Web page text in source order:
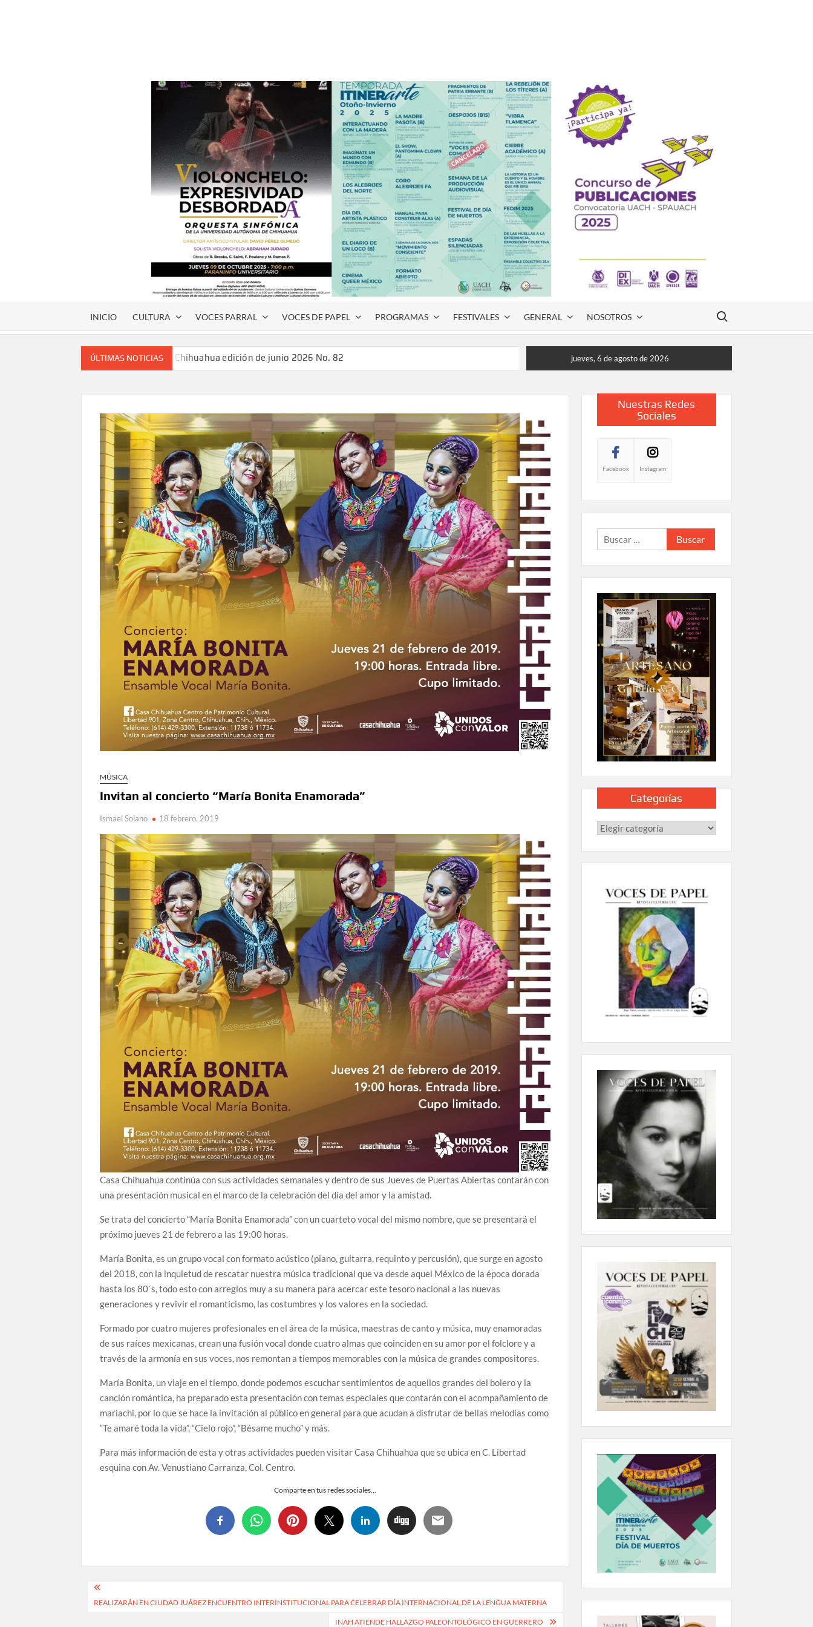
INICIO CULTURA VOCES PARRAL VOCES DE PAPEL PROGRAMAS FESTIVALES GENERAL NOSOTROS
Buscar:
ÚLTIMAS NOTICIAS
Voces de papel Chihuahua edición de junio 2026 No. 82
Voces de papel Parral edición Carlos Montemayor #35
A 18 años de su partida, Teatro Bárbaro rinde homenaje a Víctor Hugo Rascón Banda con Voces en el
umbral
Invitan a participar en “Convocatoria UACH-SPAUACH 2026” para publicar textos académicos con sello
Lanza Municipio convocatoria “Chihuahua Deja Huella” para convertir el arte local en identidad
Invitan a descubrir la escena cinematográfica del norte con la muestra “División del Norte: Episodio 2”
en Ciudad Juárez y la capital
Conmemorará Casa Chihuahua el aniversario luctuoso de Miguel Hidalgo
Continúa abierta la convocatoria para el Premio Indígena Literario “Erasmo Palma”
Inaugura Municipio exposición “Horizontes Opuestos” en el Aeropuerto Internacional de Chihuahua
Arranca Ofech su Temporada de Conciertos de Verano con presentaciones gratuitas en Palacio de
Invita Secretaría de Cultura al Festival Omáwari 2026 a celebrarse en Delicias
Amplía Biblioteca Central “Carlos Montemayor” actividades gratuitas para este mes de julio
jueves, 6 de agosto de 2026
MÚSICA
Invitan al concierto “María Bonita Enamorada”
Ismael Solano 18 febrero, 2019
Casa Chihuahua continúa con sus actividades semanales y dentro de sus Jueves de Puertas Abiertas contarán con
una presentación musical en el marco de la celebración del día del amor y la amistad.
Se trata del concierto “María Bonita Enamorada” con un cuarteto vocal del mismo nombre, que se presentará el
próximo jueves 21 de febrero a las 19:00 horas.
María Bonita, es un grupo vocal con formato acústico (piano, guitarra, requinto y percusión), que surge en agosto
del 2018, con la inquietud de rescatar nuestra música tradicional que va desde aquel México de la época dorada
hasta los 80´s, todo esto con arreglos muy a su manera para acercar este tesoro nacional a las nuevas
generaciones y revivir el romanticismo, las costumbres y los valores en la sociedad.
Formado por cuatro mujeres profesionales en el área de la música, maestras de canto y música, muy enamoradas
de sus raíces mexicanas, crean una fusión vocal donde cuatro almas que coinciden en su amor por el folclore y a
través de la armonía en sus voces, nos remontan a tiempos memorables con la música de grandes compositores.
María Bonita, un viaje en el tiempo, donde podemos escuchar sentimientos de aquellos grandes del bolero y la
canción romántica, ha preparado esta presentación con temas especiales que contarán con el acompañamiento de
mariachi, por lo que se hace la invitación al público en general para que acudan a disfrutar de bellas melodías como
“Te amaré toda la vida”, “Cielo rojo”, “Bésame mucho” y más.
Para más información de esta y otras actividades pueden visitar Casa Chihuahua que se ubica en C. Libertad
esquina con Av. Venustiano Carranza, Col. Centro.
Comparte en tus redes sociales...
REALIZARÁN EN CIUDAD JUÁREZ ENCUENTRO INTERINSTITUCIONAL PARA CELEBRAR DÍA INTERNACIONAL DE LA LENGUA MATERNA
INAH ATIENDE HALLAZGO PALEONTOLÓGICO EN GUERRERO
Nuestras Redes
Sociales
Facebook Instagram
Categorías